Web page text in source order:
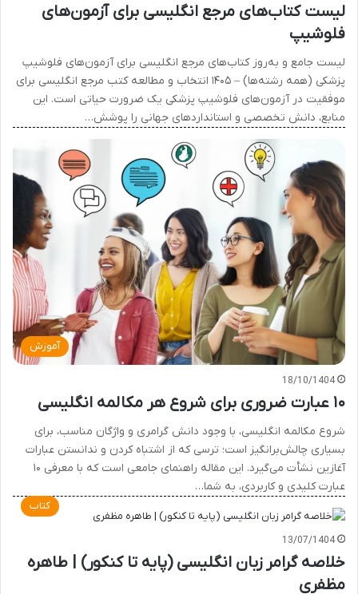
لیست کتاب‌های مرجع انگلیسی برای آزمون‌های
فلوشیپ
لیست جامع و به‌روز کتاب‌های مرجع انگلیسی برای آزمون‌های فلوشیپ
پزشکی (همه رشته‌ها) – ۱۴۰۵ انتخاب و مطالعه کتب مرجع انگلیسی برای
موفقیت در آزمون‌های فلوشیپ پزشکی یک ضرورت حیاتی است. این
منابع، دانش تخصصی و استانداردهای جهانی را پوشش…
آموزش
18/10/1404
۱۰ عبارت ضروری برای شروع هر مکالمه انگلیسی
شروع مکالمه انگلیسی، با وجود دانش گرامری و واژگان مناسب، برای
بسیاری چالش‌برانگیز است؛ ترسی که از اشتباه کردن و ندانستن عبارات
آغازین نشأت می‌گیرد. این مقاله راهنمای جامعی است که با معرفی ۱۰
عبارت کلیدی و کاربردی، به شما…
کتاب
13/07/1404
خلاصه گرامر زبان انگلیسی (پایه تا کنکور) | طاهره
مظفری